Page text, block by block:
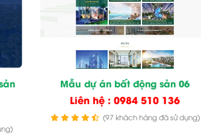
Mẫu dự án bất động sản 06
Liên hệ : 0984 510 136
(97 khách hàng đã sử dụng)